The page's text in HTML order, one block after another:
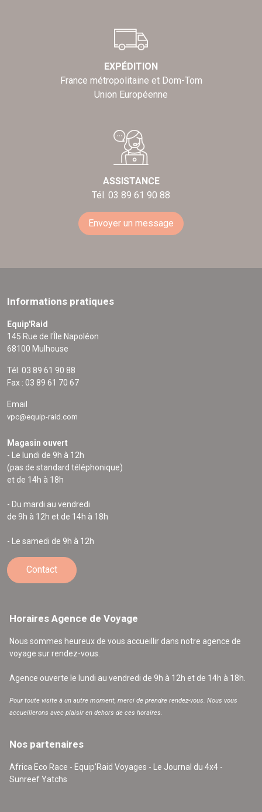
EXPÉDITION
France métropolitaine et Dom-Tom
Union Européenne
ASSISTANCE
Tél. 03 89 61 90 88
Envoyer un message
Informations pratiques
Equip'Raid
145 Rue de l'Île Napoléon
68100 Mulhouse
Tél. 03 89 61 90 88
Fax : 03 89 61 70 67
Email
vpc@equip-raid.com
Magasin ouvert
- Le lundi de 9h à 12h
(pas de standard téléphonique)
et de 14h à 18h
- Du mardi au vendredi
de 9h à 12h et de 14h à 18h
- Le samedi de 9h à 12h
Contact
Horaires Agence de Voyage
Nous sommes heureux de vous accueillir dans notre agence de
voyage sur rendez-vous.
Agence ouverte le lundi au vendredi de 9h à 12h et de 14h à 18h.
Pour toute visite à un autre moment, merci de prendre rendez-vous. Nous vous
accueillerons avec plaisir en dehors de ces horaires.
Nos partenaires
Africa Eco Race - Equip'Raid Voyages - Le Journal du 4x4 -
Sunreef Yatchs